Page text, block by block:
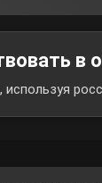
в
используя